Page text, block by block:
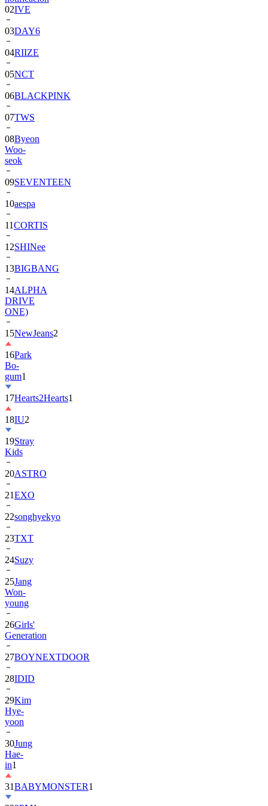
03DAY6
04RIIZE
05NCT
06BLACKPINK
07TWS
08Byeon
Woo-
seok
09SEVENTEEN
10aespa
11CORTIS
12SHINee
13BIGBANG
14ALPHA
DRIVE
ONE)
15NewJeans
16Park
Bo-
gum1
17Hearts2Hearts
18IU2
19Stray
Kids
20ASTRO
21EXO
22songhyekyo
23TXT
24Suzy
25Jang
Won-
young
26Girls'
Generation
27BOYNEXTDOOR
28IDID
29Kim
Hye-
yoon
30Jung
Hae-
in1
31BABYMONSTER
322PM1